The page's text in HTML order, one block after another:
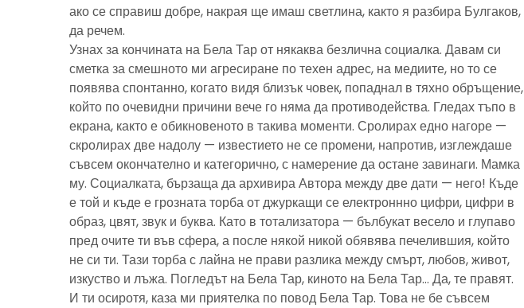
ако се справиш добре, накрая ще имаш светлина, както я разбира Булгаков,
да речем.
Узнах за кончината на Бела Тар от някаква безлична социалка. Давам си
сметка за смешното ми агресиране по техен адрес, на медиите, но то се
появява спонтанно, когато видя близък човек, попаднал в тяхно обръщение,
който по очевидни причини вече го няма да противодейства. Гледах тъпо в
екрана, както е обикновеното в такива моменти. Сролирах едно нагоре —
скролирах две надолу — известието не се промени, напротив, изглеждаше
съвсем окончателно и категорично, с намерение да остане завинаги. Мамка
му. Социалката, бързаща да архивира Автора между две дати — него! Къде
е той и къде е грозната торба от джуркащи се електроннно цифри, цифри в
образ, цвят, звук и буква. Като в тотализатора — бълбукат весело и глупаво
пред очите ти във сфера, а после някой никой обявява печелившия, който
не си ти. Тази торба с лайна не прави разлика между смърт, любов, живот,
изкуство и лъжа. Погледът на Бела Тар, киното на Бела Тар… Да, те правят.
И ти осиротя, каза ми приятелка по повод Бела Тар. Това не бе съвсем